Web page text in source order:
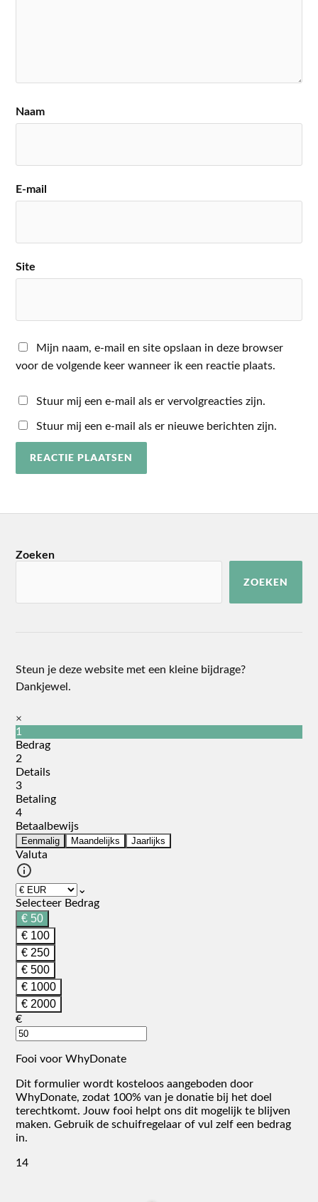
Naam
E-mail
Site
Mijn naam, e-mail en site opslaan in deze browser
voor de volgende keer wanneer ik een reactie plaats.
Stuur mij een e-mail als er vervolgreacties zijn.
Stuur mij een e-mail als er nieuwe berichten zijn.
Zoeken
ZOEKEN
Steun je deze website met een kleine bijdrage?
Dankjewel.